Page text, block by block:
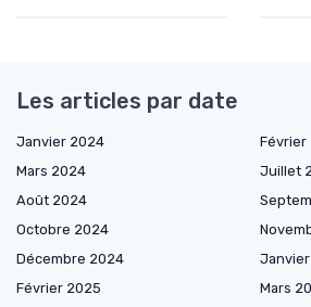
Les articles par date
Janvier 2024
Février
Mars 2024
Juillet
Août 2024
Octobre 2024
Décembre 2024
Février 2025
Mars